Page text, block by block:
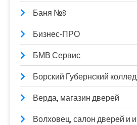
Баня №8
Бизнес-ПРО
БМВ Сервис
Борский Губернский
Верда, магазин дверей
Волховец, салон дверей и